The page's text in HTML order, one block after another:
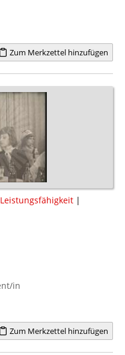
Zum Merkzettel hinzufügen
Leistungsfähigkeit |
in
Zum Merkzettel hinzufügen